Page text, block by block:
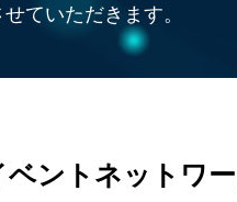
ていただきます。
ベントネット ワ